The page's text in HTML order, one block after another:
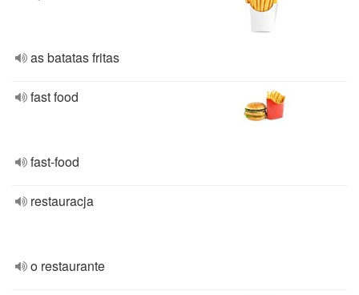
as batatas fritas
fast food
fast-food
restauracja
o restaurante